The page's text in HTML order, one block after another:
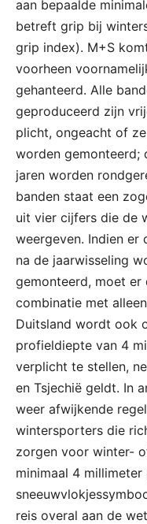
aan bepaalde
betreft grip bij
grip index). M+S
voorheen
gehanteerd. Alle
geproduceerd zijn
plicht, ongeacht of
worden gemonteerd;
jaren worden
banden staat een
uit vier cijfers die de
weergeven. Indien
na de jaarwisseling
gemonteerd, moet
combinatie met
Duitsland wordt ook
profieldiepte van 4
verplicht te stellen,
en Tsjechië geldt. In
weer afwijkende
wintersporters die
zorgen voor winter-
minimaal 4
reis overal aan de